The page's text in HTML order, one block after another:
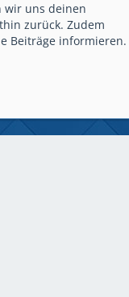
wir uns deinen
zurück. Zudem
Beiträge informieren.